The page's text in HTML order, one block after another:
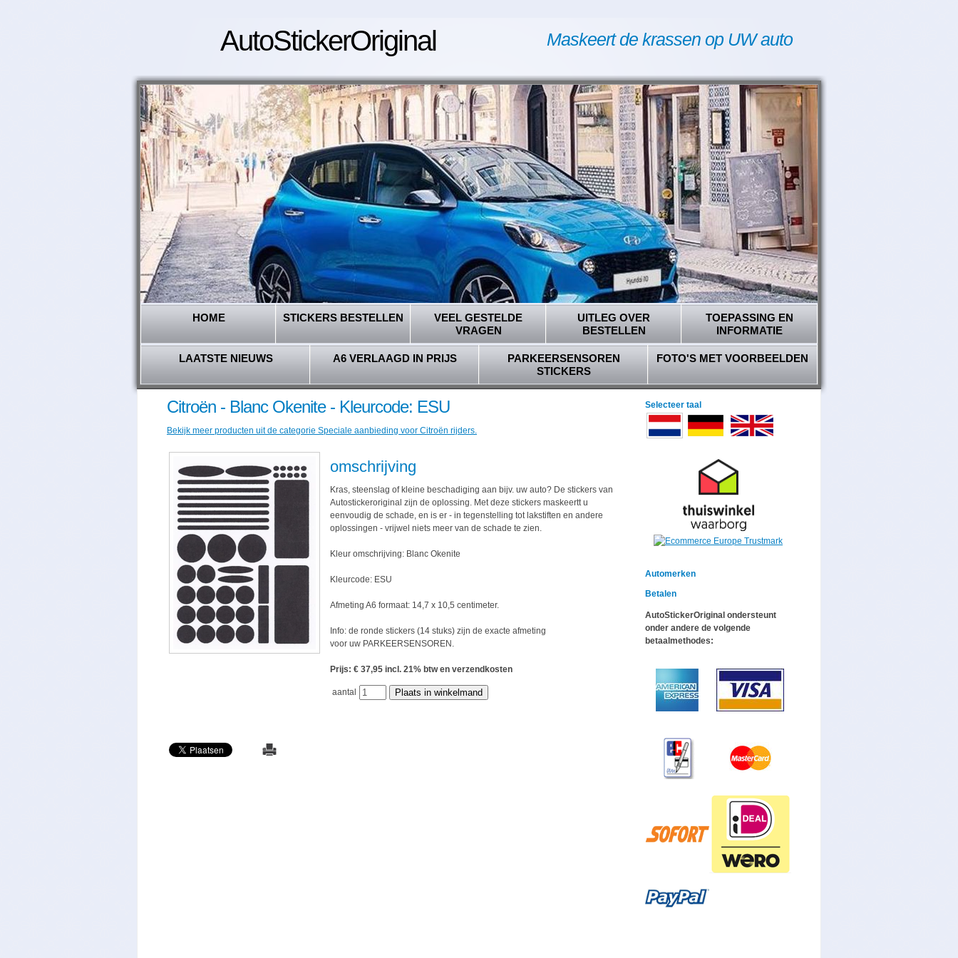
AutoStickerOriginal Maskeert de krassen op UW auto
HOME STICKERS BESTELLEN
VEEL GESTELDE
VRAGEN
UITLEG OVER
BESTELLEN
TOEPASSING EN
INFORMATIE
LAATSTE NIEUWS A6 VERLAAGD IN PRIJS
PARKEERSENSOREN
STICKERS
FOTO'S MET VOORBEELDEN
Citroën - Blanc Okenite - Kleurcode: ESU
Bekijk meer producten uit de categorie Speciale aanbieding voor Citroën rijders.
omschrijving
Kras, steenslag of kleine beschadiging aan bijv. uw auto? De stickers van
Autostickeroriginal zijn de oplossing. Met deze stickers maskeertt u
eenvoudig de schade, en is er - in tegenstelling tot lakstiften en andere
oplossingen - vrijwel niets meer van de schade te zien.
Kleur omschrijving: Blanc Okenite
Kleurcode: ESU
Afmeting A6 formaat: 14,7 x 10,5 centimeter.
Info: de ronde stickers (14 stuks) zijn de exacte afmeting
voor uw PARKEERSENSOREN.
Prijs: € 37,95 incl. 21% btw en verzendkosten
aantal
Selecteer taal
Automerken
Betalen
AutoStickerOriginal ondersteunt
onder andere de volgende
betaalmethodes: